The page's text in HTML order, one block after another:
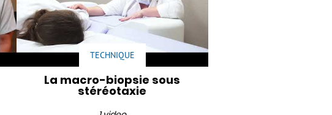
TECHNIQUE
La macro-biopsie sous
stéréotaxie